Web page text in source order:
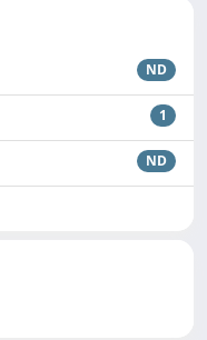
ND
1
ND